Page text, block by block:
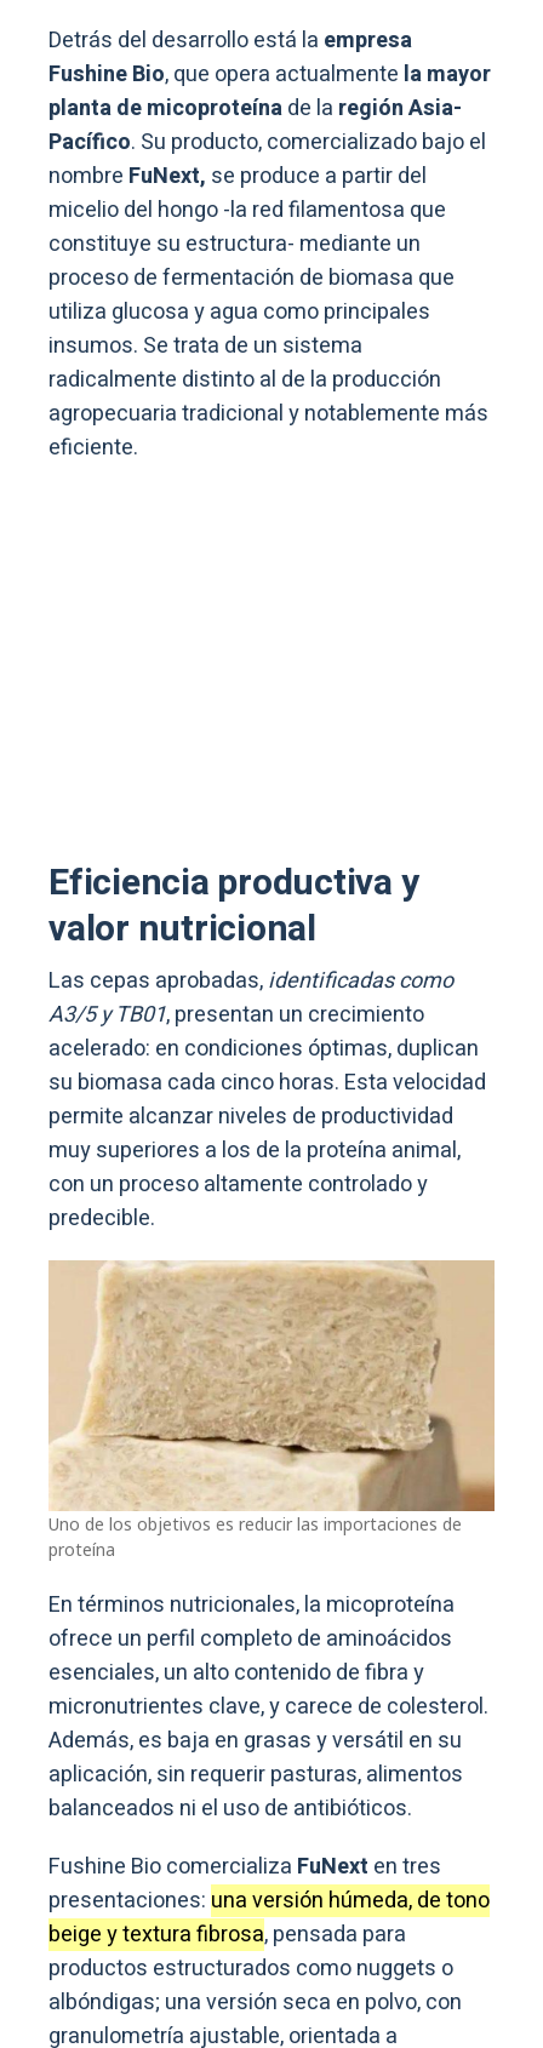
Detrás del desarrollo está la empresa
Fushine Bio, que opera actualmente la mayor
planta de micoproteínade la región Asia-
Pacífico. Su producto, comercializado bajo el
nombre FuNext, se produce a partir del
micelio del hongo -la red filamentosa que
constituye su estructura- mediante un
proceso de fermentación de biomasa que
utiliza glucosa y agua como principales
insumos. Se trata de un sistema
radicalmente distinto al de la producción
agropecuaria tradicional y notablemente más
eficiente.
Eficiencia productiva y
valor nutricional
Las cepas aprobadas,identificadas como
A3/5 y TB01, presentan un crecimiento
acelerado: en condiciones óptimas, duplican
su biomasa cada cinco horas. Esta velocidad
permite alcanzar niveles de productividad
muy superiores a los de la proteína animal,
con un proceso altamente controlado y
predecible.
Uno de los objetivos es reducir las importaciones de
proteína
En términos nutricionales, la micoproteína
ofrece un perfil completo de aminoácidos
esenciales, un alto contenido de fibra y
micronutrientes clave, y carece de colesterol.
Además, es baja en grasas y versátil en su
aplicación, sin requerir pasturas, alimentos
balanceados ni el uso de antibióticos.
Fushine Bio comercializa FuNext en tres
presentaciones: una versión húmeda, de tono
beige y textura fibrosa, pensada para
productos estructurados como nuggets o
albóndigas; una versión seca en polvo, con
granulometría ajustable, orientada a